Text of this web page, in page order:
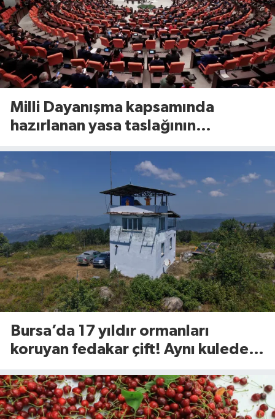
Milli Dayanışma kapsamında
hazırlanan yasa taslağının
Bursa’da 17 yıldır ormanları
koruyan fedakar çift! Aynı kulede